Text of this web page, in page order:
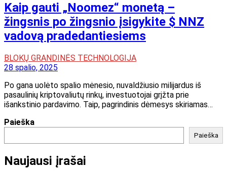
Kaip gauti „Noomez“ monetą –
žingsnis po žingsnio įsigykite $ NNZ
vadovą pradedantiesiems
BLOKŲ GRANDINĖS TECHNOLOGIJA
28 spalio, 2025
Po gana uolėto spalio mėnesio, nuvaldžiusio milijardus iš
pasaulinių kriptovaliutų rinkų, investuotojai grįžta prie
išankstinio pardavimo. Taip, pagrindinis dėmesys skiriamas…
Paieška
Paieška
Naujausi įrašai